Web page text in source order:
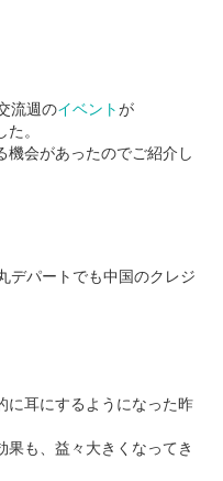
流週のイベントが
。
機会があったのでご紹介し
丸デパートでも中国のクレジ
に耳にするようになった昨
も、益々大きくなってき